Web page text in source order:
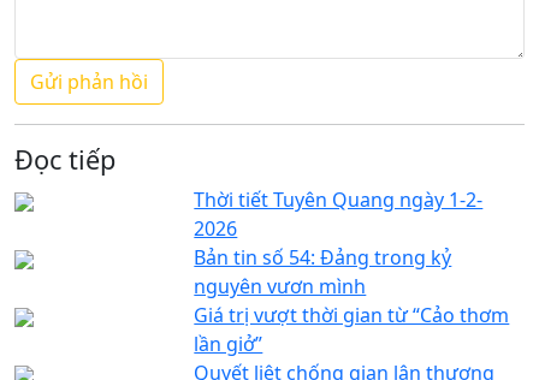
Đọc tiếp
Thời tiết Tuyên Quang ngày 1-2-
2026
Bản tin số 54: Đảng trong kỷ
nguyên vươn mình
Giá trị vượt thời gian từ “Cảo thơm
lần giở”
Quyết liệt chống gian lận thương